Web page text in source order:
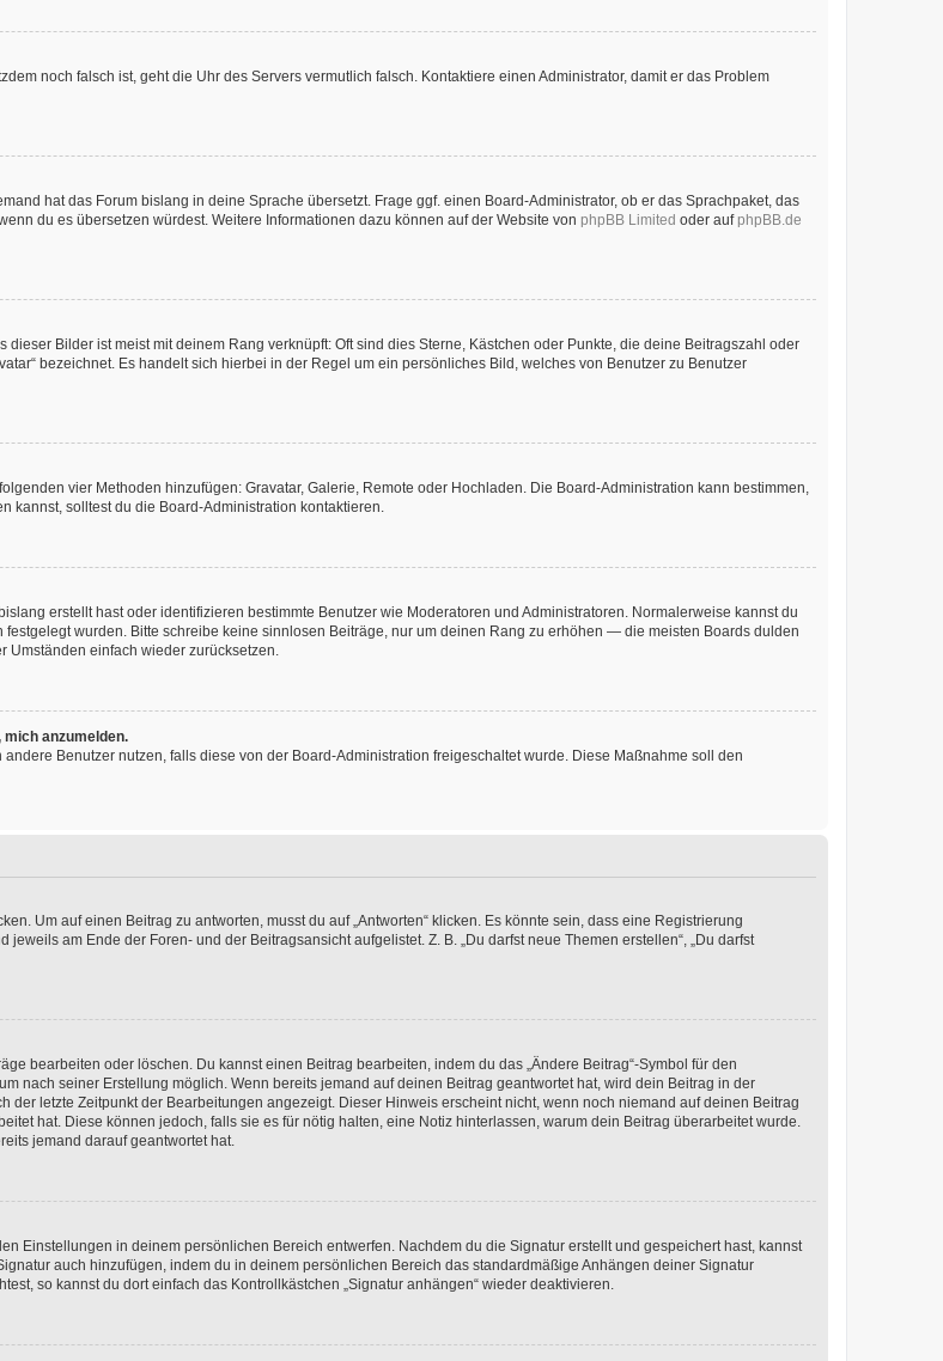
noch falsch ist, geht die Uhr des Servers vermutlich falsch. Kontaktiere einen Administrator, damit er das Problem
hat das Forum bislang in deine Sprache übersetzt. Frage ggf. einen Board-Administrator, ob er das Sprachpaket, das
du es übersetzen würdest. Weitere Informationen dazu können auf der Website von phpBB Limited oder aufphpBB.de
Bilder ist meist mit deinem Rang verknüpft: Oft sind dies Sterne, Kästchen oder Punkte, die deine Beitragszahl oder
bezeichnet. Es handelt sich hierbei in der Regel um ein persönliches Bild, welches von Benutzer zu Benutzer
vier Methoden hinzufügen: Gravatar, Galerie, Remote oder Hochladen. Die Board-Administration kann bestimmen,
kannst, solltest du die Board-Administration kontaktieren.
erstellt hast oder identifizieren bestimmte Benutzer wie Moderatoren und Administratoren. Normalerweise kannst du
wurden. Bitte schreibe keine sinnlosen Beiträge, nur um deinen Rang zu erhöhen — die meisten Boards dulden
Umständen einfach wieder zurücksetzen.
anzumelden.
Benutzer nutzen, falls diese von der Board-Administration freigeschaltet wurde. Diese Maßnahme soll den
Um auf einen Beitrag zu antworten, musst du auf „Antworten“ klicken. Es könnte sein, dass eine Registrierung
am Ende der Foren- und der Beitragsansicht aufgelistet. Z. B. „Du darfst neue Themen erstellen“, „Du darfst
bearbeiten oder löschen. Du kannst einen Beitrag bearbeiten, indem du das „Ändere Beitrag“-Symbol für den
nach seiner Erstellung möglich. Wenn bereits jemand auf deinen Beitrag geantwortet hat, wird dein Beitrag in der
letzte Zeitpunkt der Bearbeitungen angezeigt. Dieser Hinweis erscheint nicht, wenn noch niemand auf deinen Beitrag
hat. Diese können jedoch, falls sie es für nötig halten, eine Notiz hinterlassen, warum dein Beitrag überarbeitet wurde.
jemand darauf geantwortet hat.
Einstellungen in deinem persönlichen Bereich entwerfen. Nachdem du die Signatur erstellt und gespeichert hast, kannst
auch hinzufügen, indem du in deinem persönlichen Bereich das standardmäßige Anhängen deiner Signatur
so kannst du dort einfach das Kontrollkästchen „Signatur anhängen“ wieder deaktivieren.